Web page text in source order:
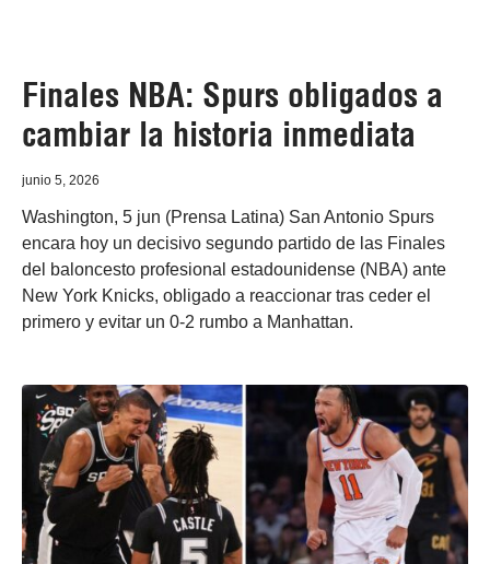
Finales NBA: Spurs obligados a
cambiar la historia inmediata
junio 5, 2026
Washington, 5 jun (Prensa Latina) San Antonio Spurs
encara hoy un decisivo segundo partido de las Finales
del baloncesto profesional estadounidense (NBA) ante
New York Knicks, obligado a reaccionar tras ceder el
primero y evitar un 0-2 rumbo a Manhattan.